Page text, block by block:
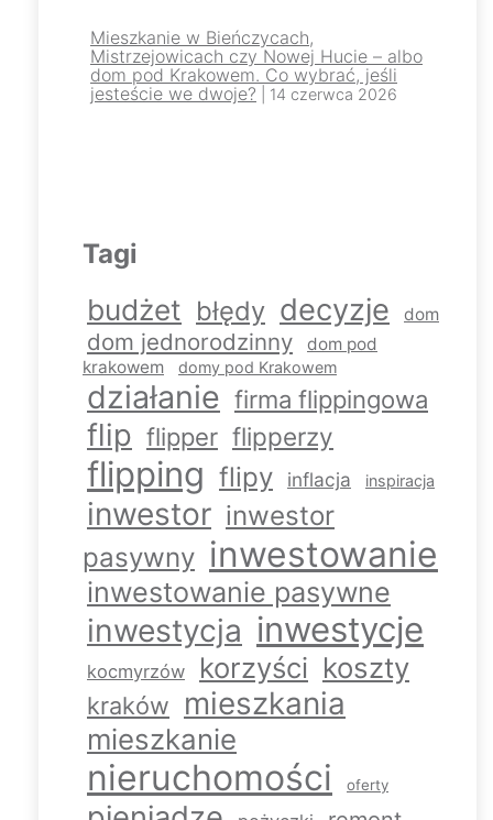
Mieszkanie w Bieńczycach,
Mistrzejowicach czy Nowej Hucie – albo
dom pod Krakowem. Co wybrać, jeśli
jesteście we dwoje? | 14 czerwca 2026
Tagi
budżet błędy decyzje dom
dom jednorodzinny
dom pod
krakowem
domy pod Krakowem
działanie firma flippingowa
flip flipper flipperzy
flipping flipy inflacja inspiracja
inwestor inwestor
pasywny inwestowanie
inwestowanie pasywne
inwestycja inwestycje
kocmyrzów korzyści koszty
kraków mieszkania
mieszkanie
nieruchomości oferty